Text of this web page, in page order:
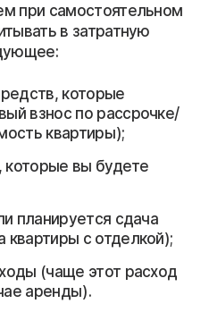
при самостоятельном
в затратную
которые
взнос по рассрочке/
квартиры);
которые вы будете
планируется сдача
с отделкой);
(чаще этот расход
аренды).